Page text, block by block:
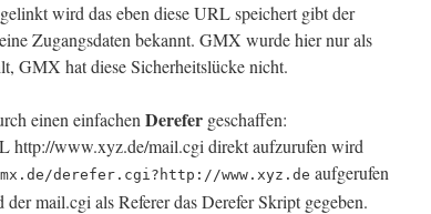
wird das eben diese URL speichert gibt der
Zugangsdaten bekannt. GMX wurde hier nur als
GMX hat diese Sicherheitslücke nicht.
einen einfachen Derefer geschaffen:
http://www.xyz.de/mail.cgi direkt aufzurufen wird
derefer.cgi?http://www.xyz.de aufgerufen
mail.cgi als Referer das Derefer Skript gegeben.